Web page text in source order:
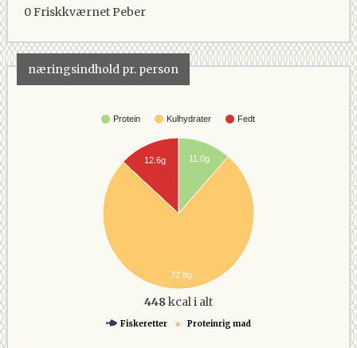
0Friskkværnet Peber
næringsindhold pr. person
Protein Kulhydrater Fedt
11.0g
12.6g
72.8g
448kcal i alt
Fiskeretter Proteinrig mad